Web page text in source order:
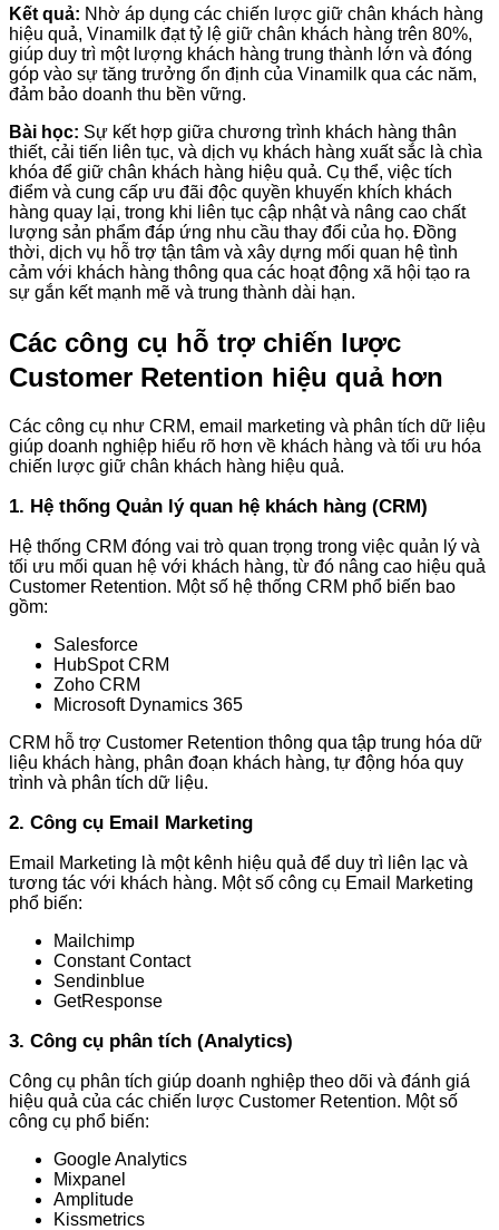
Kết quả: Nhờ áp dụng các chiến lược giữ chân khách hàng
hiệu quả, Vinamilk đạt tỷ lệ giữ chân khách hàng trên 80%,
giúp duy trì một lượng khách hàng trung thành lớn và đóng
góp vào sự tăng trưởng ổn định của Vinamilk qua các năm,
đảm bảo doanh thu bền vững.
Bài học: Sự kết hợp giữa chương trình khách hàng thân
thiết, cải tiến liên tục, và dịch vụ khách hàng xuất sắc là chìa
khóa để giữ chân khách hàng hiệu quả. Cụ thể, việc tích
điểm và cung cấp ưu đãi độc quyền khuyến khích khách
hàng quay lại, trong khi liên tục cập nhật và nâng cao chất
lượng sản phẩm đáp ứng nhu cầu thay đổi của họ. Đồng
thời, dịch vụ hỗ trợ tận tâm và xây dựng mối quan hệ tình
cảm với khách hàng thông qua các hoạt động xã hội tạo ra
sự gắn kết mạnh mẽ và trung thành dài hạn.
Các công cụ hỗ trợ chiến lược
Customer Retention hiệu quả hơn
Các công cụ như CRM, email marketing và phân tích dữ liệu
giúp doanh nghiệp hiểu rõ hơn về khách hàng và tối ưu hóa
chiến lược giữ chân khách hàng hiệu quả.
1. Hệ thống Quản lý quan hệ khách hàng (CRM)
Hệ thống CRM đóng vai trò quan trọng trong việc quản lý và
tối ưu mối quan hệ với khách hàng, từ đó nâng cao hiệu quả
Customer Retention. Một số hệ thống CRM phổ biến bao
gồm:
Salesforce
HubSpot CRM
Zoho CRM
Microsoft Dynamics 365
CRM hỗ trợ Customer Retention thông qua tập trung hóa dữ
liệu khách hàng, phân đoạn khách hàng, tự động hóa quy
trình và phân tích dữ liệu.
2. Công cụ Email Marketing
Email Marketing là một kênh hiệu quả để duy trì liên lạc và
tương tác với khách hàng. Một số công cụ Email Marketing
phổ biến:
Mailchimp
Constant Contact
Sendinblue
GetResponse
3. Công cụ phân tích (Analytics)
Công cụ phân tích giúp doanh nghiệp theo dõi và đánh giá
hiệu quả của các chiến lược Customer Retention. Một số
công cụ phổ biến:
Google Analytics
Mixpanel
Amplitude
Kissmetrics